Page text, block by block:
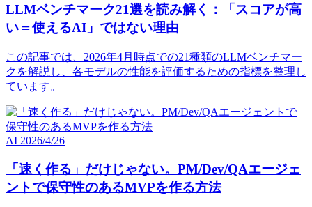
LLMベンチマーク21選を読み解く：「スコアが高
い＝使えるAI」ではない理由
この記事では、2026年4月時点での21種類のLLMベンチマー
クを解説し、各モデルの性能を評価するための指標を整理し
ています。
AI 2026/4/26
「速く作る」だけじゃない。PM/Dev/QAエージェ
ントで保守性のあるMVPを作る方法